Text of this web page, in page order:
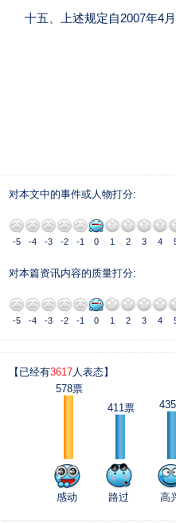
十五、上述规定自2007年4
对本文中的事件或人物打分:
-5 -4 -3 -2 -1 0 1 2 3 4
对本篇资讯内容的质量打分:
-5 -4 -3 -2 -1 0 1 2 3 4
【已经有3617人表态】
578票
感动
411票
路过 高